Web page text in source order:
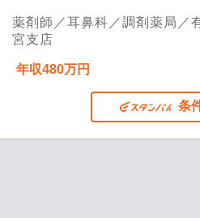
薬剤師／耳鼻科／調剤薬局／
宮支店
年収480万円
条